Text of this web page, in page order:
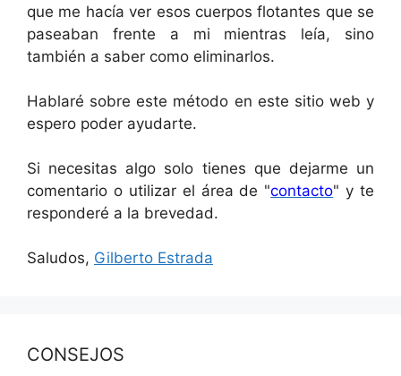
que me hacía ver esos cuerpos flotantes que se
paseaban frente a mi mientras leía, sino
también a saber como eliminarlos.
Hablaré sobre este método en este sitio web y
espero poder ayudarte.
Si necesitas algo solo tienes que dejarme un
comentario o utilizar el área de "contacto" y te
responderé a la brevedad.
Saludos, Gilberto Estrada
CONSEJOS